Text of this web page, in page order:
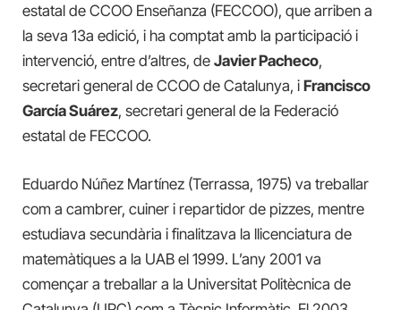
estatal de CCOO Enseñanza (FECCOO), que arriben a
la seva 13a edició, i ha comptat amb la participació i
intervenció, entre d’altres, de Javier Pacheco,
secretari general de CCOO de Catalunya, i Francisco
García Suárez, secretari general de la Federació
estatal de FECCOO.
Eduardo Núñez Martínez (Terrassa, 1975) va treballar
com a cambrer, cuiner i repartidor de pizzes, mentre
estudiava secundària i finalitzava la llicenciatura de
matemàtiques a la UAB el 1999. L’any 2001 va
començar a treballar a la Universitat Politècnica de